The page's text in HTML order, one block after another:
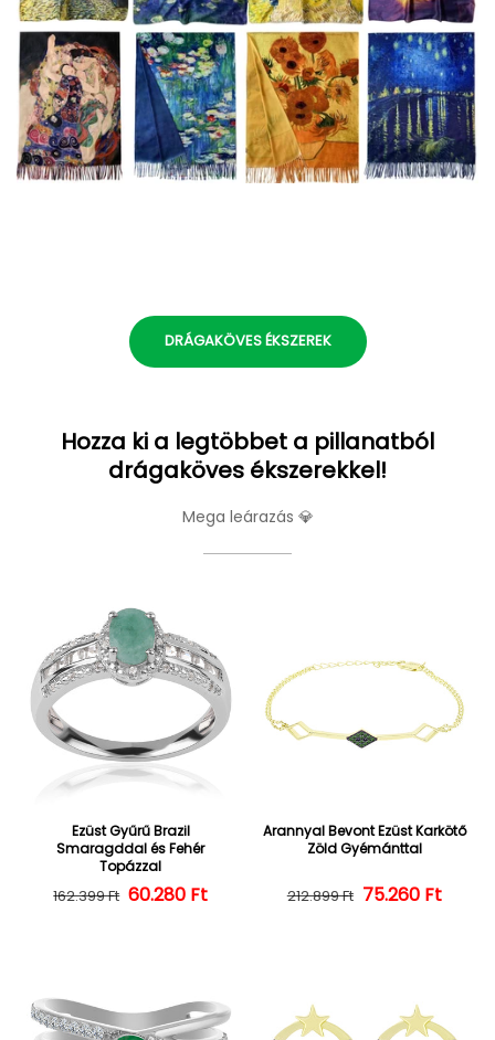
DRÁGAKÖVES ÉKSZEREK
Hozza ki a legtöbbet a pillanatból
drágaköves ékszerekkel!
Mega leárazás 💎
Ezüst Gyűrű Brazil
Smaragddal és Fehér
Topázzal
Normál ár
162.399 Ft Kedvezményes ár
60.280 Ft
Arannyal Bevont Ezüst Karkötő
Zöld Gyémánttal
Normál ár
212.899 Ft 75.260 Ft